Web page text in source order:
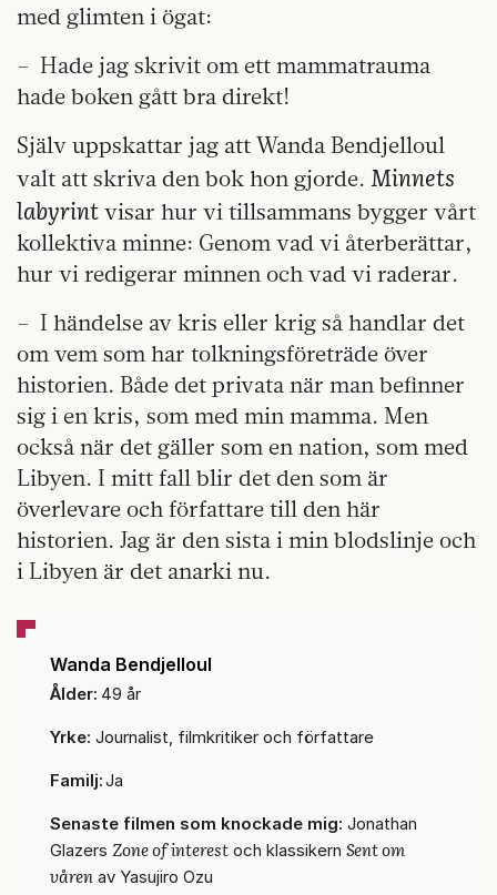
med glimten i ögat:
– Hade jag skrivit om ett mammatrauma
hade boken gått bra direkt!
Själv uppskattar jag att Wanda Bendjelloul
valt att skriva den bok hon gjorde. Minnets
labyrint visar hur vi tillsammans bygger vårt
kollektiva minne: Genom vad vi återberättar,
hur vi redigerar minnen och vad vi raderar.
– I händelse av kris eller krig så handlar det
om vem som har tolkningsföreträde över
historien. Både det privata när man befinner
sig i en kris, som med min mamma. Men
också när det gäller som en nation, som med
Libyen. I mitt fall blir det den som är
överlevare och författare till den här
historien. Jag är den sista i min blodslinje och
i Libyen är det anarki nu.
Wanda Bendjelloul
Ålder: 49 år
Yrke: Journalist, filmkritiker och författare
Familj:Ja
Senaste filmen som knockade mig: Jonathan
Glazers Zone of interest och klassikern Sent om
våren av Yasujiro Ozu